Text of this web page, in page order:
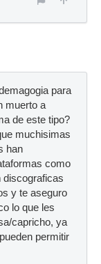
para
muerto a
de este tipo?
muchisimas
han
como
discograficas
y te aseguro
lo que les
capricho, ya
permitir